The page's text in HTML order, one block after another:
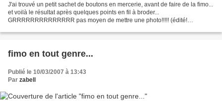
J'ai trouvé un petit sachet de boutons en mercerie, avant de faire de la fimo...
et voilà le résultat après quelques points en fil à broder...
GRRRRRRRRRRRRRR pas moyen de mettre une photo!!!!! (édité!
fimo en tout genre...
Publié le 10/03/2007 à 13:43
Par zabell